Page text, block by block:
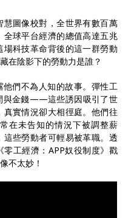
圖像校對，全世界有數百萬
球平台經濟的總值高達五兆
科技革命背後的這一群勞動
在陰影下的勞動力是誰？
他們不為人知的故事。彈性工
與金錢——這些誘因吸引了世
實情況卻大相徑庭。他們往
在未告知的情況下被調整薪
些勞動者可輕易被革職。透
工經濟：APP奴役制度》戳
不太妙！